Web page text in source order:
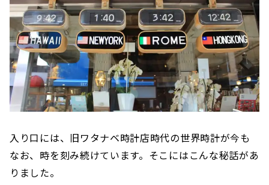
入り口には、旧ワタナベ時計店時代の世界時計が今も
なお、時を刻み続けています。そこにはこんな秘話があ
りました。